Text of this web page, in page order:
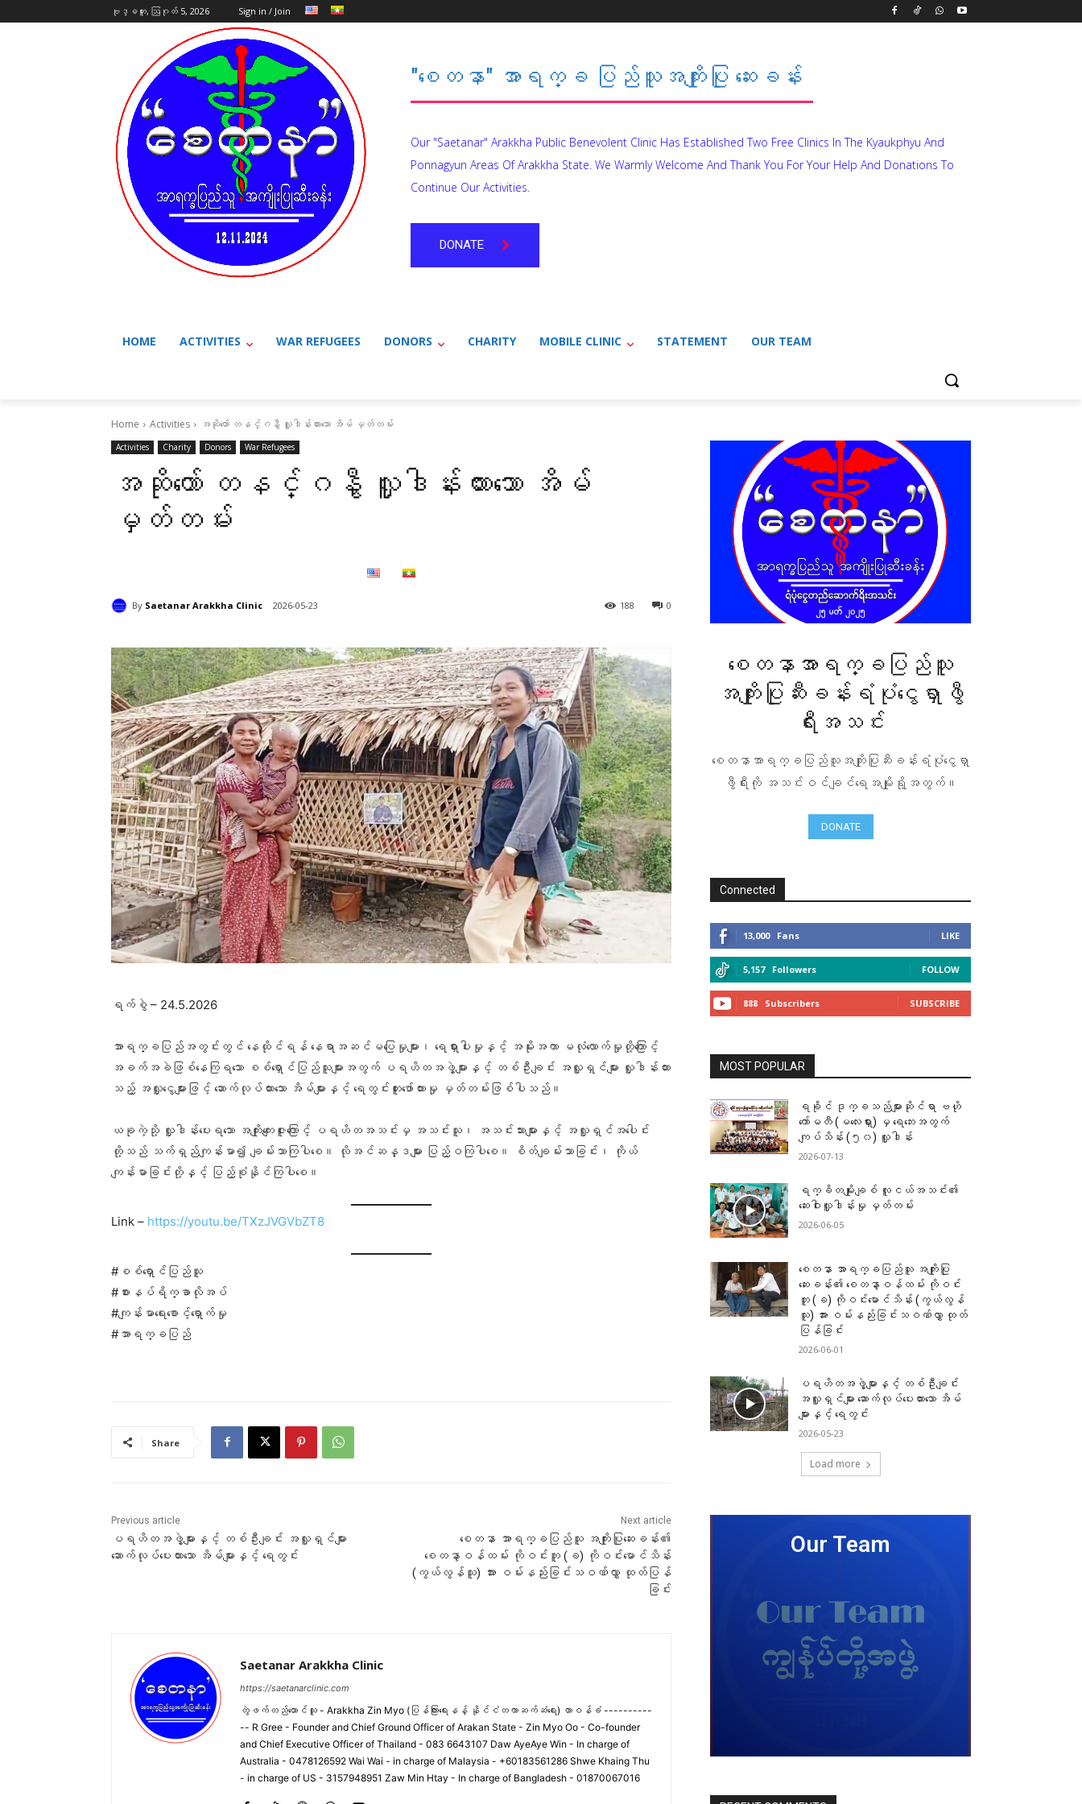
ဗုဒ္ဓဟူး, ဩဂုတ် 5, 2026 Sign in / Join
"စေတနာ" အာရက္ခ ပြည်သူအကျိုးပြု ဆေးခန်း
Our "Saetanar" Arakkha Public Benevolent Clinic Has Established Two Free Clinics In The Kyaukphyu And
Ponnagyun Areas Of Arakkha State. We Warmly Welcome And Thank You For Your Help And Donations To
Continue Our Activities.
DONATE
HOME ACTIVITIES WAR REFUGEES DONORS CHARITY MOBILE CLINIC STATEMENT OUR TEAM
Home Activities အဆိုတော် တနင်္ဂနွီ လှူဒါန်းထားသော အိမ် မှတ်တမ်း
Activities Charity Donors War Refugees
အဆိုတော် တနင်္ဂနွီ လှူဒါန်းထားသော အိမ်
မှတ်တမ်း
By Saetanar Arakkha Clinic 2026-05-23 0
188
ရက်စွဲ – 24.5.2026
အာရက္ခပြည်အတွင်းတွင် နေထိုင်ရန် နေရာအဆင်မပြေမှုများ၊ ရေရှားပါးမှုနှင့် အမိုးအကာ မလုံလောက်မှုတို့ကြောင့်
အခက်အခဲဖြစ်နေကြရသော စစ်ရှောင်ပြည်သူများအတွက် ပရဟိတအဖွဲ့များနှင့် တစ်ဦးချင်း အလှူရှင်များ လှူဒါန်းထား
သည့် အလှူငွေများဖြင့် ဆောက်လုပ်ထားသော အိမ်များနှင့် ရေတွင်းတူးဖော်ထားမှု မှတ်တမ်းဖြစ်ပါသည်။
ယခုကဲ့သို့ လှူဒါန်းပေးရသော အကျိုးကျေးဇူးကြောင့် ပရဟိတအသင်းမှ အသင်းသူ၊ အသင်းသားများနှင့် အလှူရှင်အပေါင်း
တို့သည် သက်ရှည်ကျန်းမာ၍ ချမ်းသာကြပါစေ။ လိုအင်ဆန္ဒများ ပြည့်ဝကြပါစေ။ စိတ်ချမ်းသာခြင်း၊ ကိုယ်
ကျန်းမာခြင်းတို့နှင့် ပြည့်စုံနိုင်ကြပါစေ။
Link – https://youtu.be/TXzJVGVbZT8
#စစ်ရှောင်ပြည်သူ
#စားနပ်ရိက္ခာလိုအပ်
#ကျန်းမာရေးစောင့်ရှောက်မှု
#အာရက္ခပြည်
Share
Previous article
ပရဟိတအဖွဲ့များနှင့် တစ်ဦးချင်း အလှူရှင်များ
ဆောက်လုပ်ပေးထားသော အိမ်များနှင့် ရေတွင်း
Next article
စေတနာ အာရက္ခပြည်သူ အကျိုးပြုဆေးခန်း၏
စေတနာ့ဝန်ထမ်း ကိုဝင်းဘူ (ခ) ကိုဝင်းမောင်သိန်း
(ကွယ်လွန်သူ) အား ဝမ်းနည်းခြင်းသဝဏ်လွှာ ထုတ်ပြန်
ခြင်း
Saetanar Arakkha Clinic
https://saetanarclinic.com
တွဲဖက်တည်ထောင်သူ - Arakkha Zin Myo (ပြန်ကြားရေးနန့် နိုင်ငံတကာဆက်ဆံရေး) တာဝန်ခံ ----------
-- R Gree - Founder and Chief Ground Officer of Arakan State - Zin Myo Oo - Co-founder
and Chief Executive Officer of Thailand - 083 6643107 Daw AyeAye Win - In charge of
Australia - 0478126592 Wai Wai - in charge of Malaysia - +60183561286 Shwe Khaing Thu
- in charge of US - 3157948951 Zaw Min Htay - In charge of Bangladesh - 01870067016
စေတနာအာရက္ခပြည်သူ
အကျိုးပြုဆီးခန်းရံပုံငွေရှာဖွီ
ရီးအသင်း
စေတနာအာရက္ခပြည်သူအကျိုးပြုဆီးခန်းရံပုံငွေရှာ
ဖွီရီးကို အသင်းဝင်ချင်ရေအမျိုးရို့အတွက်။
DONATE
Connected
13,000 Fans LIKE
5,157 Followers FOLLOW
888 Subscribers SUBSCRIBE
MOST POPULAR
ရခိုင် ဒုက္ခသည်များဆိုင်ရာ ဗဟို
ကော်မတီ (မလေးရှား) မှ ရေဘေးအတွက်
ကျပ်သိန်း (၅၀) လှူဒါန်း
2026-07-13
ရက္ခိတမျိုးချစ် လူငယ်အသင်း၏
ဆေးဝါးလှူဒါန်းမှု မှတ်တမ်း
2026-06-05
စေတနာ အာရက္ခပြည်သူ အကျိုးပြု
ဆေးခန်း၏ စေတနာ့ဝန်ထမ်း ကိုဝင်း
ဘူ (ခ) ကိုဝင်းမောင်သိန်း (ကွယ်လွန်
သူ) အား ဝမ်းနည်းခြင်းသဝဏ်လွှာ ထုတ်
ပြန်ခြင်း
2026-06-01
ပရဟိတအဖွဲ့များနှင့် တစ်ဦးချင်း
အလှူရှင်များ ဆောက်လုပ်ပေးထားသော အိမ်
များနှင့် ရေတွင်း
2026-05-23
Load more
Our Team